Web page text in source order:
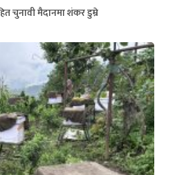
चुनावी मैदानमा शंकर डुम्रे